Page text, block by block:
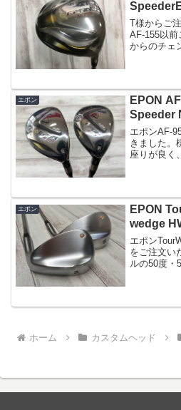
T様からご
AF-155以前
からのチェ
エポン
EPON
Speeder
エポンAF-
きました。
座りが良く
エポン
EPON
wedge
エポン
をご注文い
ルの50度・
ホーム カスタムヘッド